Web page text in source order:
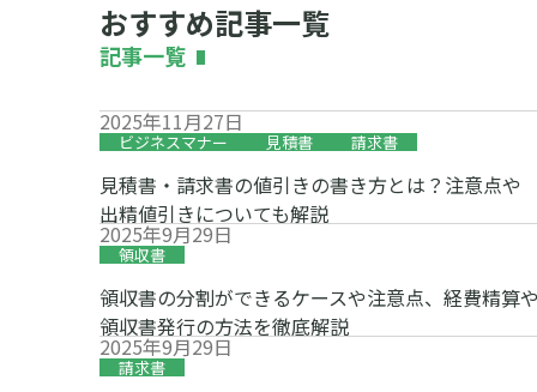
おすすめ記事一覧
記事一覧
2025年11月27日
ビジネスマナー 見積書 請求書
見積書・請求書の値引きの書き方とは？注意点や
出精値引きについても解説
2025年9月29日
領収書
領収書の分割ができるケースや注意点、経費精算
領収書発行の方法を徹底解説
2025年9月29日
請求書